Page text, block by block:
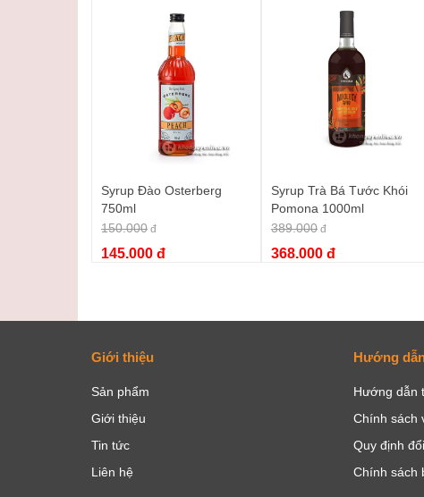
Syrup Đào Osterberg
750ml
150.000 đ
145.000 đ
Syrup Trà Bá Tước Khói
Pomona 1000ml
389.000 đ
368.000 đ
Giới thiệu
Sản phẩm
Giới thiệu
Tin tức
Liên hệ
Hướng
Hướng dẫn
Chính sách
Quy định
Chính sách